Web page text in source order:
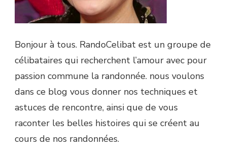
Bonjour à tous. RandoCelibat est un groupe de
célibataires qui recherchent l’amour avec pour
passion commune la randonnée. nous voulons
dans ce blog vous donner nos techniques et
astuces de rencontre, ainsi que de vous
raconter les belles histoires qui se créent au
cours de nos randonnées.